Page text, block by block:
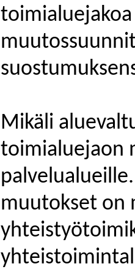
toimialuejakoa
Mikäli
toimialuejaon
muutokset on